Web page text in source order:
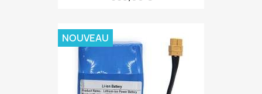
NOUVEAU